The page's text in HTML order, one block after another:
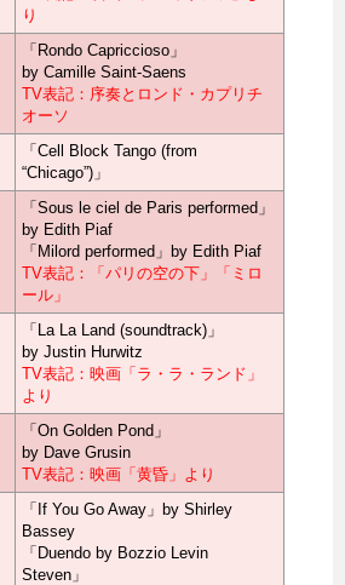
り
「Rondo Capriccioso」
by Camille Saint-Saens
TV表記：序奏とロンド・カプリチ
オーソ
「Cell Block Tango (from
“Chicago”)」
「Sous le ciel de Paris performed」
by Edith Piaf
「Milord performed」by Edith Piaf
TV表記：「パリの空の下」「ミロ
ール」
「La La Land (soundtrack)」
by Justin Hurwitz
TV表記：映画「ラ・ラ・ランド」
より
「On Golden Pond」
by Dave Grusin
TV表記：映画「黄昏」より
「If You Go Away」by Shirley
Bassey
「Duendo by Bozzio Levin
Steven」